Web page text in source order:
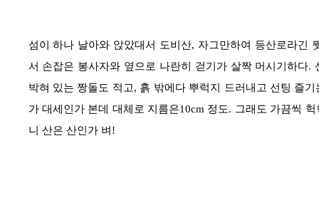
섬이 하나 날아와 앉았대서 도비산, 자그만하여 등산로라긴
서 손잡은 봉사자와 옆으로 나란히 걷기가 살짝 머시기하다.
박혀 있는 짱돌도 적고, 흙 밖에다 뿌럭지 드러내고 선팅 즐
가 대세인가 본데 대체로 지름은10cm 정도. 그래도 가끔씩
니 산은 산인가 벼 !